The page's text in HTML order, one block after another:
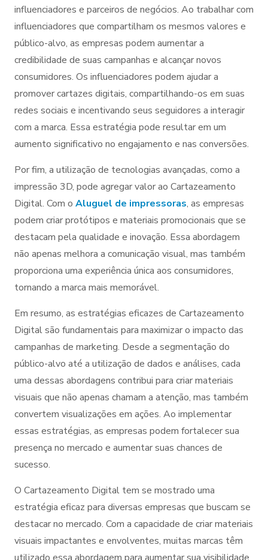
influenciadores e parceiros de negócios. Ao trabalhar com
influenciadores que compartilham os mesmos valores e
público-alvo, as empresas podem aumentar a
credibilidade de suas campanhas e alcançar novos
consumidores. Os influenciadores podem ajudar a
promover cartazes digitais, compartilhando-os em suas
redes sociais e incentivando seus seguidores a interagir
com a marca. Essa estratégia pode resultar em um
aumento significativo no engajamento e nas conversões.
Por fim, a utilização de tecnologias avançadas, como a
impressão 3D, pode agregar valor ao Cartazeamento
Digital. Com o Aluguel de impressoras, as empresas
podem criar protótipos e materiais promocionais que se
destacam pela qualidade e inovação. Essa abordagem
não apenas melhora a comunicação visual, mas também
proporciona uma experiência única aos consumidores,
tornando a marca mais memorável.
Em resumo, as estratégias eficazes de Cartazeamento
Digital são fundamentais para maximizar o impacto das
campanhas de marketing. Desde a segmentação do
público-alvo até a utilização de dados e análises, cada
uma dessas abordagens contribui para criar materiais
visuais que não apenas chamam a atenção, mas também
convertem visualizações em ações. Ao implementar
essas estratégias, as empresas podem fortalecer sua
presença no mercado e aumentar suas chances de
sucesso.
O Cartazeamento Digital tem se mostrado uma
estratégia eficaz para diversas empresas que buscam se
destacar no mercado. Com a capacidade de criar materiais
visuais impactantes e envolventes, muitas marcas têm